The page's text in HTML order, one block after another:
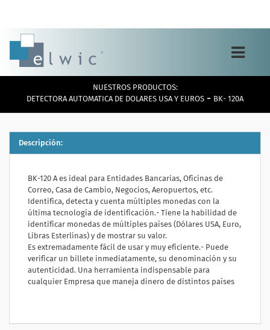
Toggle
navigation
NUESTROS PRODUCTOS:
DETECTORA AUTOMATICA DE DOLARES USA Y EUROS - BK- 120A
Descripción:
BK-120 Aes ideal para Entidades Bancarias, Oficinas de
Correo, Casa de Cambio, Negocios, Aeropuertos, etc.
Identifica, detecta y cuenta múltiples monedas con la
última tecnología de identificación.- Tiene la habilidad de
identificar monedas de múltiples países (Dólares USA, Euro,
Libras Esterlinas) y de mostrar su valor.
Es extremadamente fácil de usar y muy eficiente.- Puede
verificar un billete inmediatamente, su denominación y su
autenticidad. Una herramienta indispensable para
cualquier Empresa que maneja dinero de distintos países